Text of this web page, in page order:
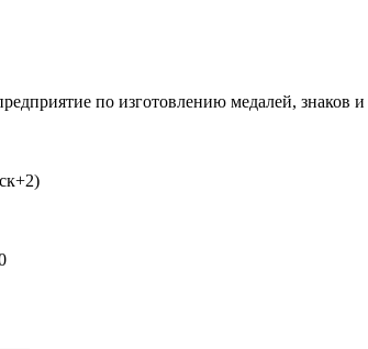
по изготовлению медалей,